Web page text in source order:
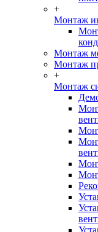
+
Монтаж
Монтаж
Монтаж
+
Монтаж